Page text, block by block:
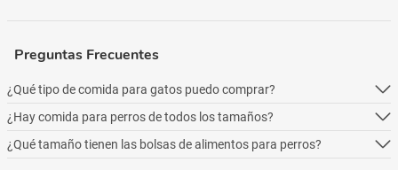
Preguntas Frecuentes
¿Qué tipo de comida para gatos puedo comprar?
Podés comprar online 5 tipos: alimento seco para perros, alimento
húmedo, alimento medicado, para necesidades especialesy alimentos
¿Hay comida para perros de todos los tamaños?
Podés comprar online 5 tipos: alimento seco para perros, alimento
¿Qué tamaño tienen las bolsas de alimentos para perros?